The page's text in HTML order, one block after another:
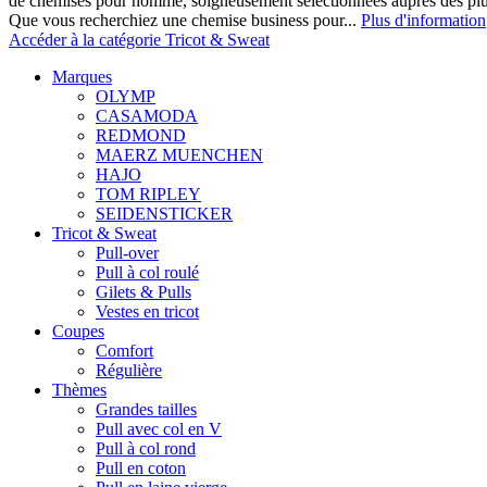
Que vous recherchiez une chemise business pour... Plus d'information
Accéder à la catégorie Tricot & Sweat
Marques
OLYMP
CASAMODA
REDMOND
MAERZ MUENCHEN
HAJO
TOM RIPLEY
SEIDENSTICKER
Tricot & Sweat
Pull-over
Pull à col roulé
Gilets & Pulls
Vestes en tricot
Coupes
Comfort
Régulière
Thèmes
Grandes tailles
Pull avec col en V
Pull à col rond
Pull en coton